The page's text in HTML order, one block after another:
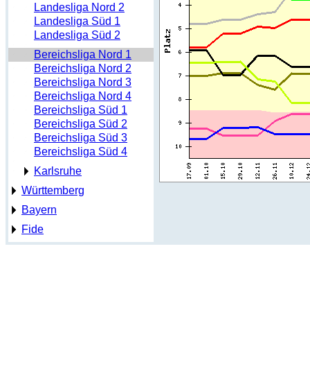
Landesliga Nord 2
Landesliga Süd 1
Landesliga Süd 2
Bereichsliga Nord 1
Bereichsliga Nord 2
Bereichsliga Nord 3
Bereichsliga Nord 4
Bereichsliga Süd 1
Bereichsliga Süd 2
Bereichsliga Süd 3
Bereichsliga Süd 4
Karlsruhe
Württemberg
Bayern
Fide